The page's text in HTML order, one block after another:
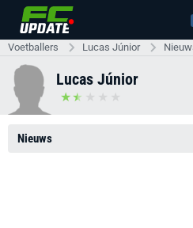
Voetballers Lucas Júnior
Lucas Júnior
Nieuws